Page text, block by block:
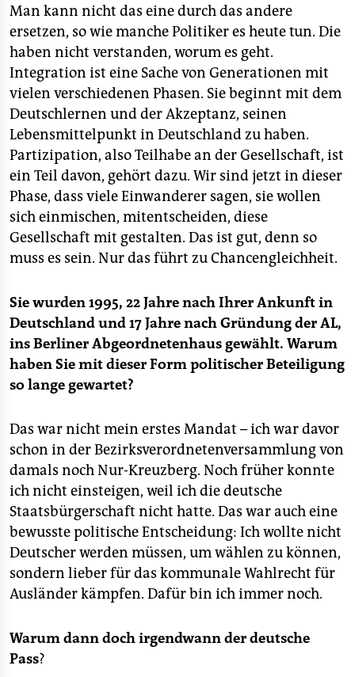
Man kann nicht das eine durch das andere
ersetzen, so wie manche Politiker es heute tun. Die
haben nicht verstanden, worum es geht.
Integration ist eine Sache von Generationen mit
vielen verschiedenen Phasen. Sie beginnt mit dem
Deutschlernen und der Akzeptanz, seinen
Lebensmittelpunkt in Deutschland zu haben.
Partizipation, also Teilhabe an der Gesellschaft, ist
ein Teil davon, gehört dazu. Wir sind jetzt in dieser
Phase, dass viele Einwanderer sagen, sie wollen
sich einmischen, mitentscheiden, diese
Gesellschaft mit gestalten. Das ist gut, denn so
muss es sein. Nur das führt zu Chancengleichheit.
Sie wurden 1995, 22 Jahre nach Ihrer Ankunft in
Deutschland und 17 Jahre nach Gründung der AL,
ins Berliner Abgeordnetenhaus gewählt. Warum
haben Sie mit dieser Form politischer Beteiligung
so lange gewartet?
Das war nicht mein erstes Mandat – ich war davor
schon in der Bezirksverordnetenversammlung von
damals noch Nur-Kreuzberg. Noch früher konnte
ich nicht einsteigen, weil ich die deutsche
Staatsbürgerschaft nicht hatte. Das war auch eine
bewusste politische Entscheidung: Ich wollte nicht
Deutscher werden müssen, um wählen zu können,
sondern lieber für das kommunale Wahlrecht für
Ausländer kämpfen. Dafür bin ich immer noch.
Warum dann doch irgendwann der deutsche
Pass?